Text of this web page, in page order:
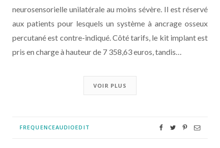
neurosensorielle unilatérale au moins sévère. Il est réservé
aux patients pour lesquels un système à ancrage osseux
percutané est contre-indiqué. Côté tarifs, le kit implant est
pris en charge à hauteur de 7 358,63 euros, tandis…
VOIR PLUS
FREQUENCEAUDIOEDIT